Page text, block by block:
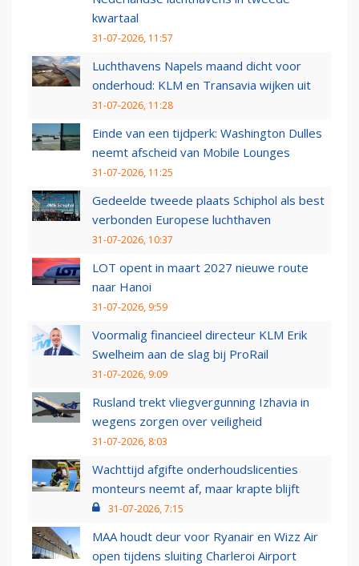
kwartaal
31-07-2026, 11:57
Luchthavens Napels maand dicht voor
onderhoud: KLM en Transavia wijken uit
31-07-2026, 11:28
Einde van een tijdperk: Washington Dulles
neemt afscheid van Mobile Lounges
31-07-2026, 11:25
Gedeelde tweede plaats Schiphol als best
verbonden Europese luchthaven
31-07-2026, 10:37
LOT opent in maart 2027 nieuwe route
naar Hanoi
31-07-2026, 9:59
Voormalig financieel directeur KLM Erik
Swelheim aan de slag bij ProRail
31-07-2026, 9:09
Rusland trekt vliegvergunning Izhavia in
wegens zorgen over veiligheid
31-07-2026, 8:03
Wachttijd afgifte onderhoudslicenties
monteurs neemt af, maar krapte blijft
31-07-2026, 7:15
MAA houdt deur voor Ryanair en Wizz Air
open tijdens sluiting Charleroi Airport